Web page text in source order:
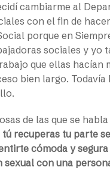
cambiarme al
con el fin de
porque en
sociales y yo
que ellas hacían
bien largo. Todavía
de las que se
recuperas tu parte
cómoda y
sexual con una